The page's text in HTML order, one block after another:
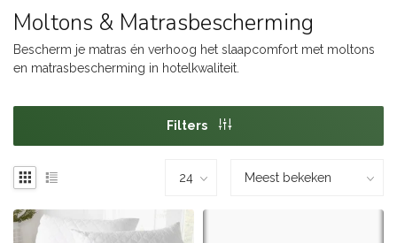
Moltons & Matrasbescherming
Bescherm je matras én verhoog het slaapcomfort met moltons
en matrasbescherming in hotelkwaliteit.
Filters